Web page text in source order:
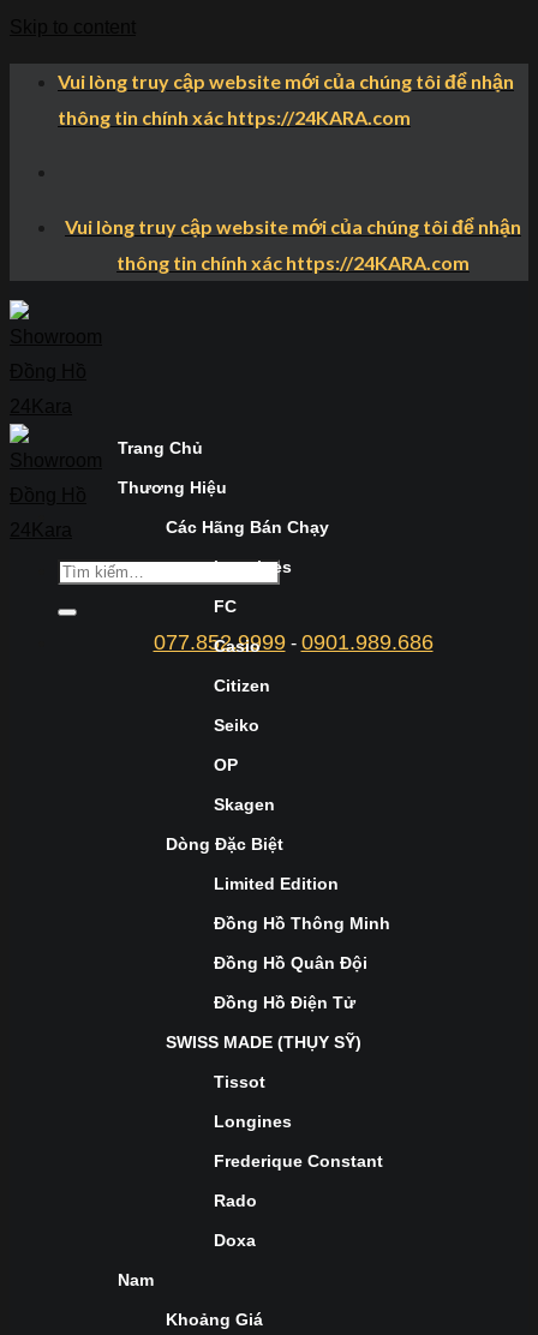
Vui lòng truy cập website mới của chúng tôi để nhận
thông tin chính xác https://24KARA.com
Vui lòng truy cập website mới của chúng tôi để nhận
thông tin chính xác https://24KARA.com
077.852.9999- 0901.989.686
Trang Chủ
Thương Hiệu
Các Hãng Bán Chạy
Longines
FC
Casio
Citizen
Seiko
OP
Skagen
Dòng Đặc Biệt
Limited Edition
Đồng Hồ Thông Minh
Đồng Hồ Quân Đội
Đồng Hồ Điện Tử
SWISS MADE (THỤY SỸ)
Tissot
Longines
Frederique Constant
Rado
Doxa
Nam
Khoảng Giá